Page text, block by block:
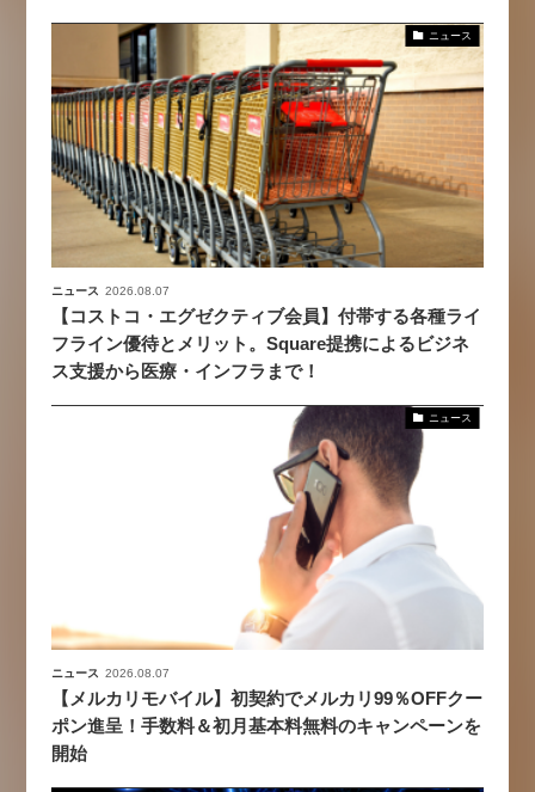
ニュース
ニュース 2026.08.07
【コストコ・エグゼクティブ会員】付帯する各種ライ
フライン優待とメリット。Square提携によるビジネ
ス支援から医療・インフラまで！
ニュース
ニュース 2026.08.07
【メルカリモバイル】初契約でメルカリ99％OFFクー
ポン進呈！手数料＆初月基本料無料のキャンペーンを
開始